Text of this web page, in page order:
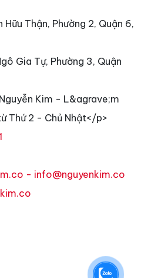
Hữu Thận, Phường 2, Quận 6,
Gia Tự, Phường 3, Quận
Kim - L&agrave;m
Thứ 2 - Chủ Nhật</p>
- info@nguyenkim.co